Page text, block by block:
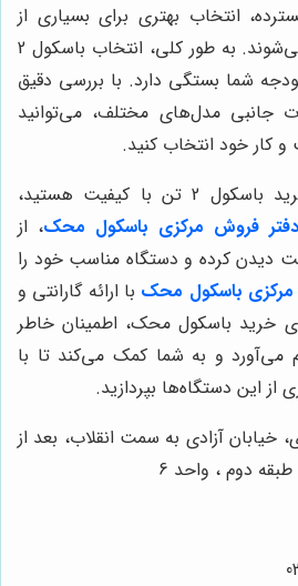
انتخاب بهتری برای بسیاری از
کسب و کارها محسوب می‌شوند. به طور کلی، انتخاب باسکول 2
شما بستگی دارد. با بررسی دقیق
جانبی مدل‌های مختلف، می‌توانید
و کار خود انتخاب کنید.
اگر شما نیز به دنبال خرید باسکول 2 تن با کیفیت هستید،
دفتر فروش مرکزی باسکول محک، از
دیدن کرده و دستگاه مناسب خود را
مرکزی باسکول محک با ارائه گارانتی و
خرید باسکول محک، اطمینان خاطر
می‌آورد و به شما کمک می‌کند تا با
از این دستگاه‌ها بپردازید.
خیابان آزادی به سمت انقلاب، بعد از